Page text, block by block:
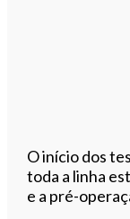
O início dos
toda a linha
e a pré-